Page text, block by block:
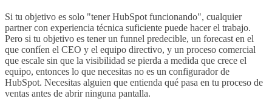
Si tu objetivo es solo "tener HubSpot funcionando", cualquier
partner con experiencia técnica suficiente puede hacer el trabajo.
Pero si tu objetivo es tener un funnel predecible, un forecast en el
que confíen el CEO y el equipo directivo, y un proceso comercial
que escale sin que la visibilidad se pierda a medida que crece el
equipo, entonces lo que necesitas no es un configurador de
HubSpot. Necesitas alguien que entienda qué pasa en tu proceso de
ventas antes de abrir ninguna pantalla.